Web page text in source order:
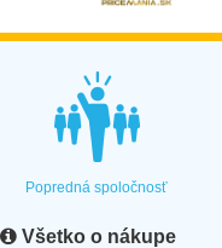
Popredná spoločnosť
Všetko o nákupe